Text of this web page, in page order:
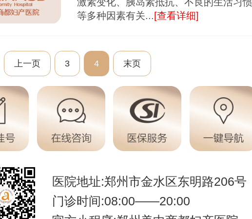
等多种因素有关... [查看详细]
上一页 3 4 末页
医院地址:郑州市金水区东明路206号
门诊时间:08:00——20:00